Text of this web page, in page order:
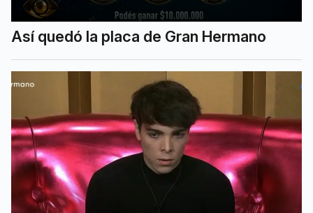
Así quedó la placa de Gran Hermano